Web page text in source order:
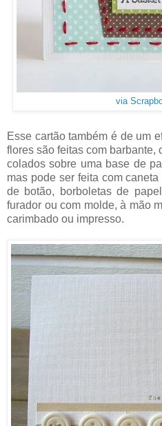
via
Esse cartão também é de um
flores são feitas com barbante,
colados sobre uma base de
mas pode ser feita com
de botão, borboletas de
furador ou com molde, à mão
carimbado ou impresso.